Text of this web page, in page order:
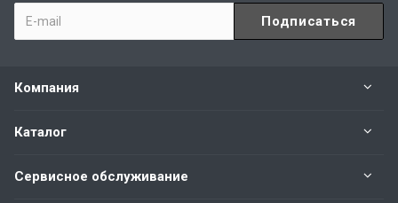
Компания
Каталог
Сервисное обслуживание